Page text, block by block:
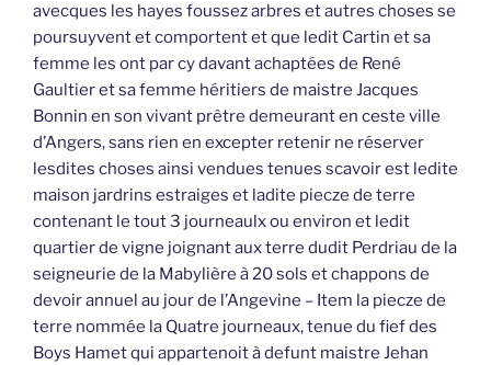
avecques les hayes foussez arbres et autres choses se
poursuyvent et comportent et que ledit Cartin et sa
femme les ont par cy davant achaptées de René
Gaultier et sa femme héritiers de maistre Jacques
Bonnin en son vivant prêtre demeurant en ceste ville
d’Angers, sans rien en excepter retenir ne réserver
lesdites choses ainsi vendues tenues scavoir est ledite
maison jardrins estraiges et ladite piecze de terre
contenant le tout 3 journeaulx ou environ et ledit
quartier de vigne joignant aux terre dudit Perdriau de la
seigneurie de la Mabylière à 20 sols et chappons de
devoir annuel au jour de l’Angevine – Item la piecze de
terre nommée la Quatre journeaux, tenue du fief des
Boys Hamet qui appartenoit à defunt maistre Jehan